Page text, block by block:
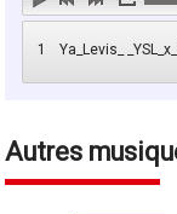
1 Ya_Levis_
Autres